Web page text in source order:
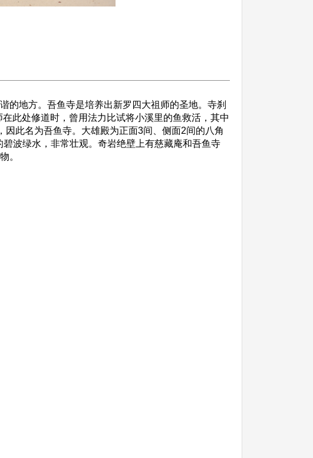
的地方。吾鱼寺是培养出新罗四大祖师的圣地。寺刹
此处修道时，曾用法力比试将小溪里的鱼救活，其中
因此名为吾鱼寺。大雄殿为正面3间、侧面2间的八角
波绿水，非常壮观。奇岩绝壁上有慈藏庵和吾鱼寺
。